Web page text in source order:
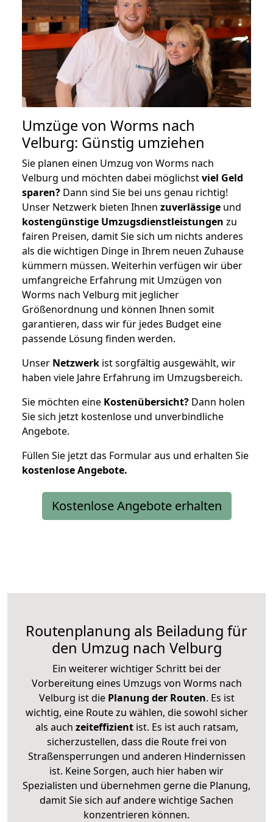
Umzüge von Worms nach
Velburg: Günstig umziehen
Sie planen einen Umzug von Worms nach
Velburg und möchten dabei möglichstviel Geld
sparen? Dann sind Sie bei uns genau richtig!
Unser Netzwerk bieten Ihnen zuverlässige und
kostengünstige Umzugsdienstleistungen zu
fairen Preisen, damit Sie sich um nichts anderes
als die wichtigen Dinge in Ihrem neuen Zuhause
kümmern müssen. Weiterhin verfügen wir über
umfangreiche Erfahrung mit Umzügen von
Worms nach Velburg mit jeglicher
Größenordnung und können Ihnen somit
garantieren, dass wir für jedes Budget eine
passende Lösung finden werden.
Unser Netzwerk ist sorgfältig ausgewählt, wir
haben viele Jahre Erfahrung im Umzugsbereich.
Sie möchten eine Kostenübersicht? Dann holen
Sie sich jetzt kostenlose und unverbindliche
Angebote.
Füllen Sie jetzt das Formular aus und erhalten Sie
kostenloseAngebote.
Kostenlose Angebote erhalten
Routenplanung als Beiladung für
den Umzug nach Velburg
Ein weiterer wichtiger Schritt bei der
Vorbereitung eines Umzugs von Worms nach
Velburg ist diePlanung der Routen. Es ist
wichtig, eine Route zu wählen, die sowohl sicher
als auch zeiteffizientist. Es ist auch ratsam,
sicherzustellen, dass die Route frei von
Straßensperrungen und anderen Hindernissen
ist. Keine Sorgen, auch hier haben wir
Spezialisten und übernehmen gerne die Planung,
damit Sie sich auf andere wichtige Sachen
konzentrieren können.